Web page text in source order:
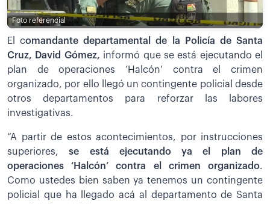
Foto referencial
El comandante departamental de la Policía de Santa
Cruz, David Gómez, informó que se está ejecutando el
plan de operaciones ‘Halcón’ contra el crimen
organizado, por ello llegó un contingente policial desde
otros departamentos para reforzar las labores
investigativas.
“A partir de estos acontecimientos, por instrucciones
superiores, se está ejecutando ya el plan de
operaciones ‘Halcón’ contra el crimen organizado.
Como ustedes bien saben ya tenemos un contingente
policial que ha llegado acá al departamento de Santa